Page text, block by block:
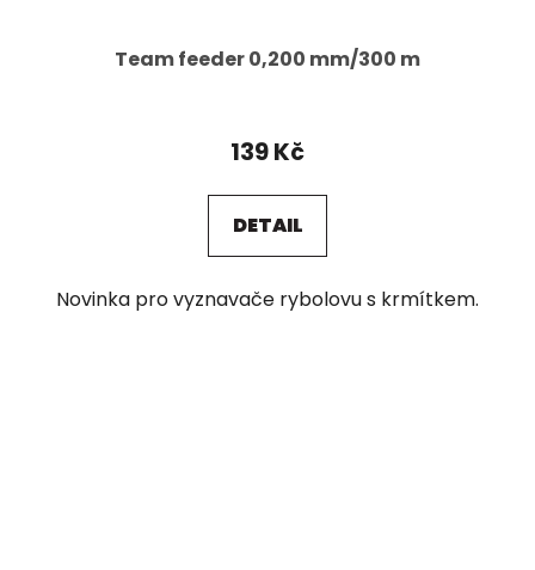
Team feeder 0,200 mm/300 m
139 Kč
DETAIL
Novinka pro vyznavače rybolovu s krmítkem.